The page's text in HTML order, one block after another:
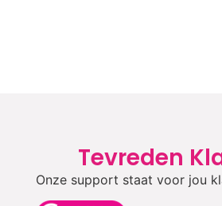
Tevreden
Onze support staat voor jou